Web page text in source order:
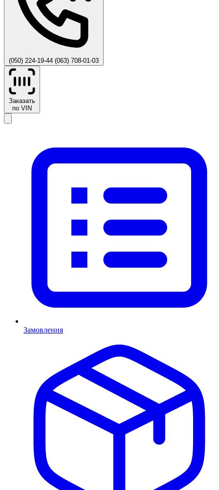
(050) 224-19-44 (063) 708-01-03
Заказать
по VIN
Замовлення